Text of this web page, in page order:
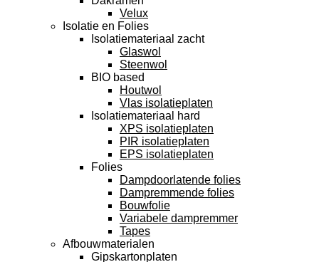
Velux
Isolatie en Folies
Isolatiemateriaal zacht
Glaswol
Steenwol
BIO based
Houtwol
Vlas isolatieplaten
Isolatiemateriaal hard
XPS isolatieplaten
PIR isolatieplaten
EPS isolatieplaten
Folies
Dampdoorlatende folies
Dampremmende folies
Bouwfolie
Variabele dampremmer
Tapes
Afbouwmaterialen
Gipskartonplaten